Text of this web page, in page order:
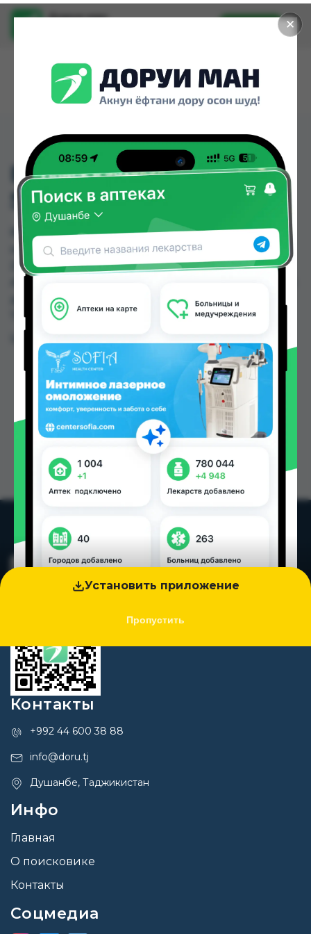
✕
Установить приложение
Пропустить
Доруи ман
Установить
ВИТАМИН Д (ОЛИВ Д3)
5МЛ
ВИТАМИН Д (ОЛИВ Д3) 5МЛ можно купить или
заказать в аптеках, Саховати Истаравшан,
Zoirpharm.tj, Авиценна, Амирӣ, Аптека + 24/7,
до 258.80 TJS в Душанбе и других городах
Таджикистана
Контакты
+992 44 600 38 88
info@doru.tj
Душанбе, Таджикистан
Инфо
Главная
О поисковике
Контакты
Соцмедиа